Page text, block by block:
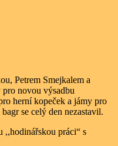
Petrem Smejkalem a
novou výsadbu
herní kopeček a jámy pro
se celý den nezastavil.
,,hodinářskou práci“ s